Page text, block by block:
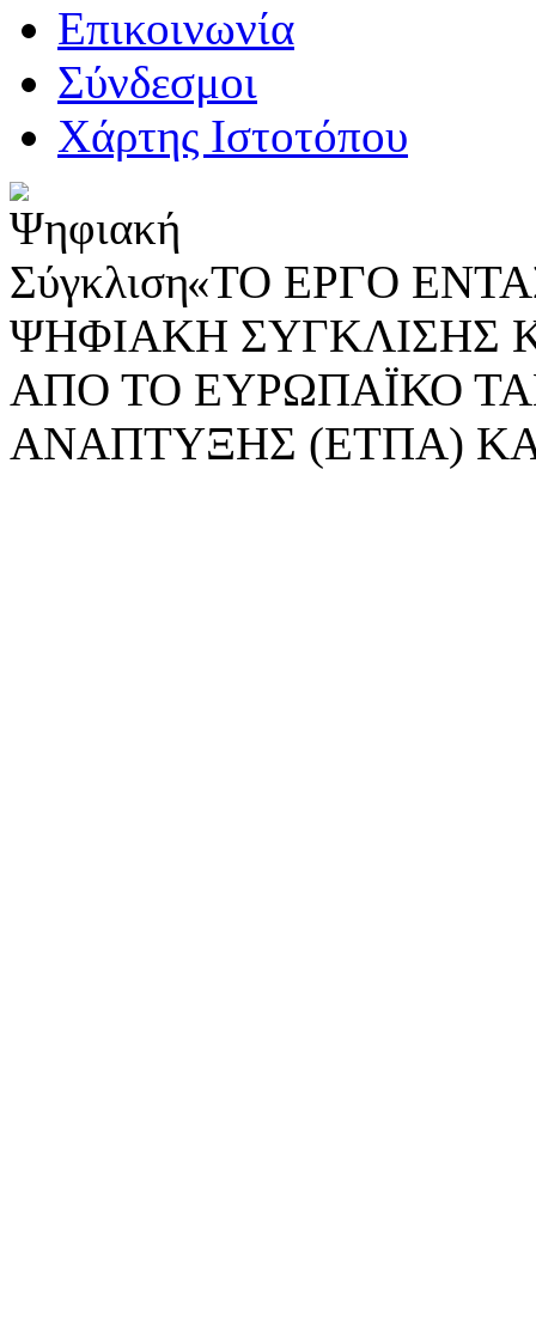
Επικοινωνία
Σύνδεσμοι
Χάρτης Ιστοτόπου
«ΤΟ ΕΡΓΟ
ΨΗΦΙΑΚΗ ΣΥΓΚΛΙΣΗΣ
ΑΠΟ ΤΟ ΕΥΡΩΠΑΪΚΟ
ΑΝΑΠΤΥΞΗΣ (ΕΤΠΑ)